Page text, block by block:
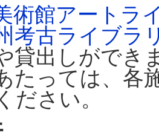
術館アートラ
考古ライブラ
貸出しができ
たっては、各
ださい。